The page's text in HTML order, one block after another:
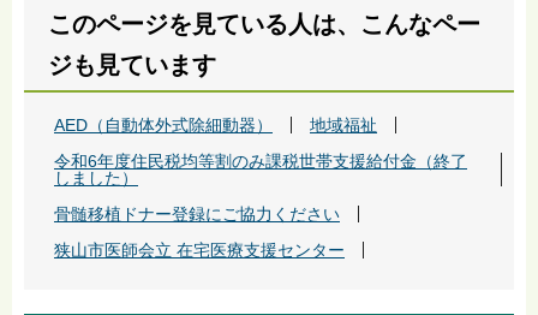
このページを見ている人は、こんなペー
ジも見ています
AED（自動体外式除細動器）
地域福祉
令和6年度住民税均等割のみ課税世帯支援給付金（終了
しました）
骨髄移植ドナー登録にご協力ください
狭山市医師会立 在宅医療支援センター